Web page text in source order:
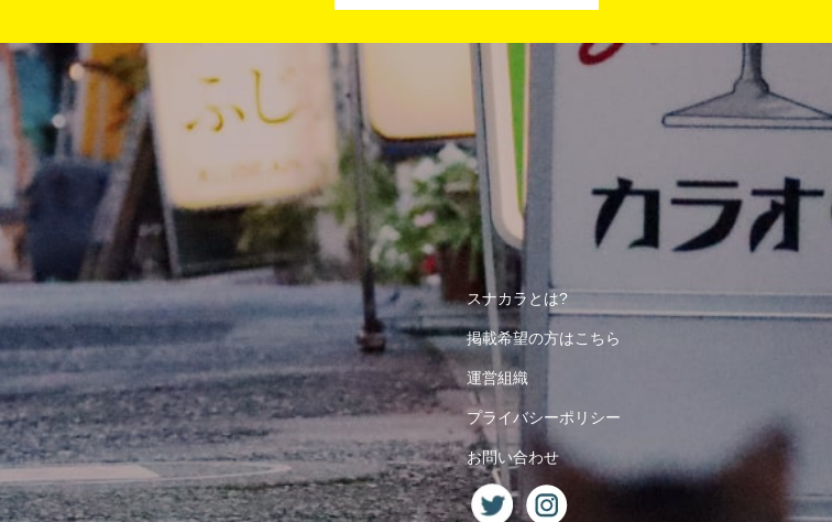
スナカラとは?
掲載希望の方はこちら
運営組織
プライバシーポリシー
お問い合わせ